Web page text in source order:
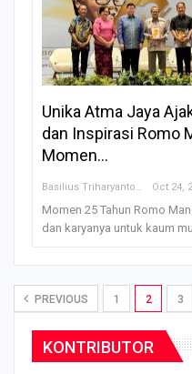
Unika Atma Jaya
dan Inspirasi Romo
Momen…
Basilius Triharyanto Oct 24,
Momen 25 Tahun Romo
dan karyanya untuk kaum
PREVIOUS 1 2 3
KONTRIBUTOR